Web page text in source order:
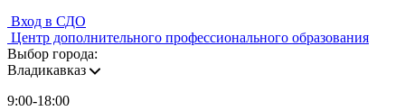
Вход в СДО
Центр дополнительного профессионального образования
Выбор города:
Владикавказ
9:00-18:00